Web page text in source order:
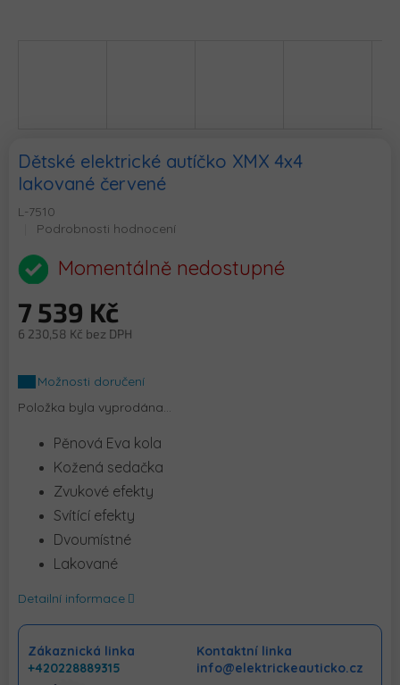
Dětské elektrické autíčko XMX 4x4
lakované červené
L-7510
Průměrné
produktu
je
z
5
Podrobnosti hodnocení
Momentálně nedostupné
7 539 Kč
6 230,58 Kč bez DPH
cena:Možnosti doručení
Položka byla vyprodána…
Pěnová Eva kola
Kožená sedačka
Zvukové efekty
Svítící efekty
Dvoumístné
Lakované
Detailní informace
Zákaznická linka
+420228889315
Kontaktní linka
info@elektrickeauticko.cz